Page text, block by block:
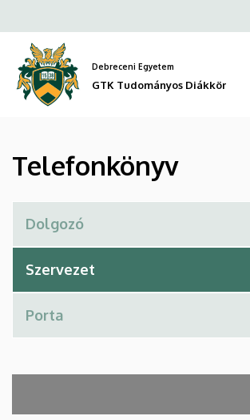
GTK
Tudományos
Diákkör
a
tartalomra
Debreceni Egyetem
GTK Tudományos Diákkör
Telefonkönyv